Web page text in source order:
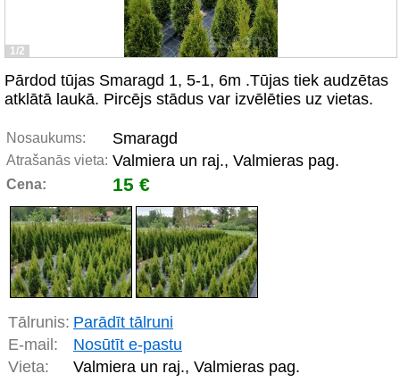
1/2
Pārdod tūjas Smaragd 1, 5-1, 6m .Tūjas tiek audzētas
atklātā laukā. Pircējs stādus var izvēlēties uz vietas.
Nosaukums: Smaragd
Atrašanās vieta: Valmiera un raj., Valmieras pag.
Cena: 15 €
Tālrunis: Parādīt tālruni
E-mail:
Nosūtīt e-pastu
Vieta:
Valmiera un raj., Valmieras pag.